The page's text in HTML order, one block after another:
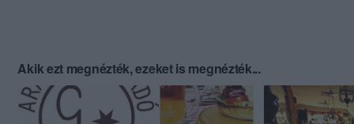
Akik ezt megnézték, ezeket is megnézték...